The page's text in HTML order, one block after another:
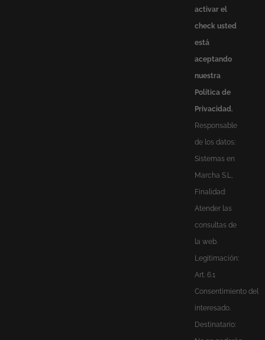
activar el
check usted
está
aceptando
nuestra
Política de
Privacidad.
Responsable
de los datos:
Sistemas en
Marcha S.L,
Finalidad:
Atender las
consultas de
la web.
Legitimación:
Art. 6.1
Consentimiento del
interesado.
Destinatario: